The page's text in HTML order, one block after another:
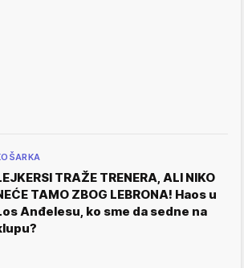
TRAŽE TRENERA, ALI NIKO
TAMO ZBOG LEBRONA! Haos u
Anđelesu, ko sme da sedne na